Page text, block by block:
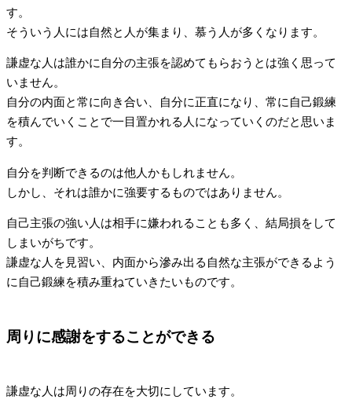
す。
そういう人には自然と人が集まり、慕う人が多くなります。
謙虚な人は誰かに自分の主張を認めてもらおうとは強く思って
いません。
自分の内面と常に向き合い、自分に正直になり、常に自己鍛練
を積んでいくことで一目置かれる人になっていくのだと思いま
す。
自分を判断できるのは他人かもしれません。
しかし、それは誰かに強要するものではありません。
自己主張の強い人は相手に嫌われることも多く、結局損をして
しまいがちです。
謙虚な人を見習い、内面から滲み出る自然な主張ができるよう
に自己鍛練を積み重ねていきたいものです。
周りに感謝をすることができる
謙虚な人は周りの存在を大切にしています。